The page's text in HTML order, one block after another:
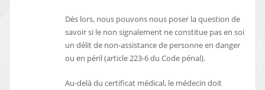
Dès lors, nous pouvons nous poser la question de
savoir si le non signalement ne constitue pas en soi
un délit de non-assistance de personne en danger
ou en péril (article 223-6 du Code pénal).
Au-delà du certificat médical, le médecin doit